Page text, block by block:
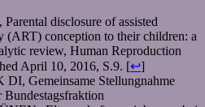
disclosure of assisted
(ART) conception to their children: a
review, Human Reproduction
April 10, 2016, S.9. [↩]
Gemeinsame Stellungnahme
Bundestagsfraktion